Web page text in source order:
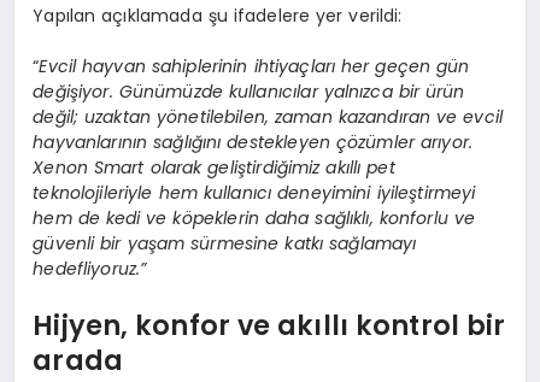
Yapılan açıklamada şu ifadelere yer verildi:
“Evcil hayvan sahiplerinin ihtiyaçları her geçen gün
değişiyor. Günümüzde kullanıcılar yalnızca bir ürün
değil; uzaktan yönetilebilen, zaman kazandıran ve evcil
hayvanlarının sağlığını destekleyen çözümler arıyor.
Xenon Smart olarak geliştirdiğimiz akıllı pet
teknolojileriyle hem kullanıcı deneyimini iyileştirmeyi
hem de kedi ve köpeklerin daha sağlıklı, konforlu ve
güvenli bir yaşam sürmesine katkı sağlamayı
hedefliyoruz.”
Hijyen, konfor ve akıllı kontrol bir
arada